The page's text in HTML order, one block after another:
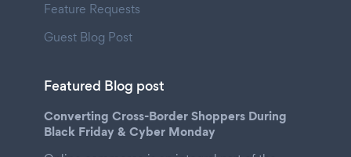
Feature Requests
Guest Blog Post
Featured Blog post
Converting Cross-Border Shoppers During
Black Friday & Cyber Monday